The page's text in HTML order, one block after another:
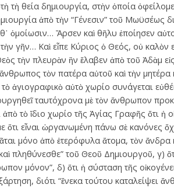
τὴ θεία δημιουργία, στὴν ὁποία
ἀπὸ τὴν “Γένεσιν” τοῦ Μωϋσέως
ὁμοίωσιν… Ἄρσεν καὶ θῆλυ ἐποίησεν
γῆν… Καὶ εἶπε Κύριος ὁ Θεός, οὐ καλὸν
τὴν πλευρὰν ἣν ἔλαβεν ἀπὸ τοῦ Ἀδὰμ
τὸν πατέρα αὐτοῦ καὶ τὴν
ἁγιογραφικὸ αὐτὸ χωρίο συνάγεται
ταυτόχρονα μὲ τὸν ἄνθρωπον
τὸ ἴδιο χωρίο τῆς Ἁγίας Γραφῆς ὅτι ἡ
ὅτι εἶναι ὠργανωμένη πάνω σὲ κανόνες
μόνο ἀπὸ ἑτερόφυλα ἄτομα, τὸν ἄνδρα
πληθύνεσθε” τοῦ Θεοῦ Δημιουργοῦ, γ)
μόνον”, δ) ὅτι ἡ σύσταση τῆς
διότι “ἕνεκα τούτου καταλείψει